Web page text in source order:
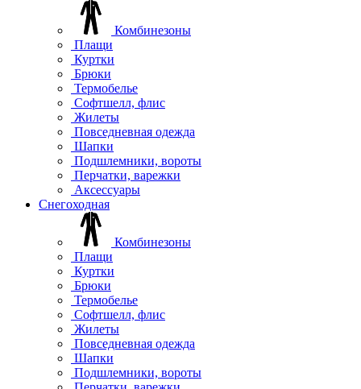
Комбинезоны
Плащи
Куртки
Брюки
Термобелье
Софтшелл, флис
Жилеты
Повседневная одежда
Шапки
Подшлемники, вороты
Перчатки, варежки
Аксессуары
Снегоходная
Комбинезоны
Плащи
Куртки
Брюки
Термобелье
Софтшелл, флис
Жилеты
Повседневная одежда
Шапки
Подшлемники, вороты